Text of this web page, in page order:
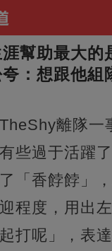
幫助最大的
：想跟他組
離隊一
些過于活躍
「香餑餑」
程度，用出
打呢」，表